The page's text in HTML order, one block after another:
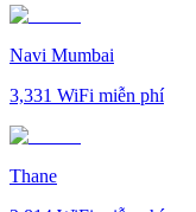
Navi Mumbai
3,331 WiFi miễn phí
Thane